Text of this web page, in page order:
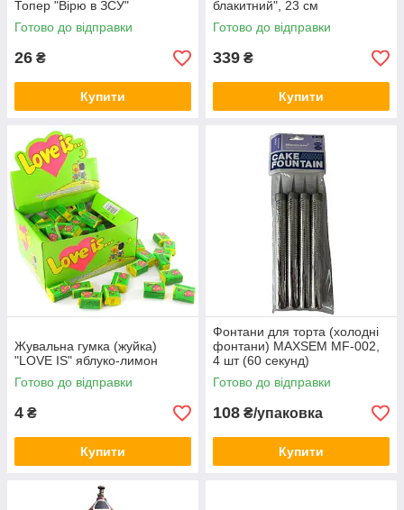
Топер "Вірю в ЗСУ"
Готово до відправки
26 ₴
Купити
блакитний", 23 см
Готово до відправки
339 ₴
Купити
Жувальна гумка (жуйка)
"LOVE IS" яблуко-лимон
Готово до відправки
4 ₴
Купити
Фонтани для торта (холодні
фонтани) MAXSEM MF-002,
4 шт (60 секунд)
Готово до відправки
108 ₴/упаковка
Купити